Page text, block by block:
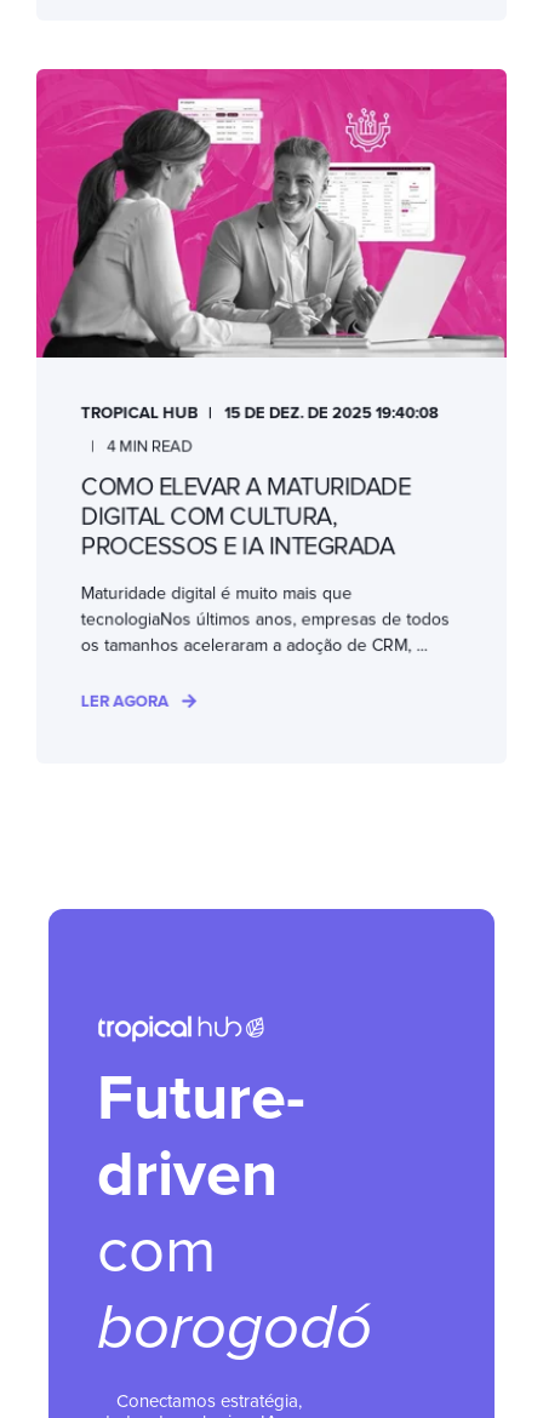
TROPICAL HUB
15 DE DEZ. DE 2025 19:40:08
4 MIN READ
COMO ELEVAR A MATURIDADE
DIGITAL COM CULTURA,
PROCESSOS E IA INTEGRADA
Maturidade digital é muito mais que
tecnologiaNos últimos anos, empresas de todos
os tamanhos aceleraram a adoção de CRM, ...
LER AGORA
Future-
driven
com
borogodó
Conectamos estratégia,